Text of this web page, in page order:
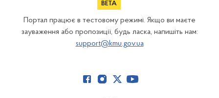
Портал працює в тестовому режимі. Якщо ви маєте
зауваження або пропозиції, будь ласка, напишіть нам:
support@kmu.gov.ua